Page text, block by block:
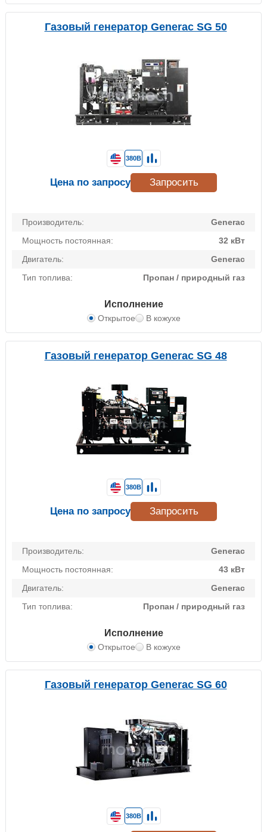
Газовый генератор Generac SG 50
Производитель:
Generac
Мощность постоянная:
32 кВт
Двигатель:
Generac
Тип топлива:
Пропан / природный газ
Исполнение
Открытое В кожухе
380В
Цена по запросу Запросить
Газовый генератор Generac SG 48
Производитель:
Generac
Мощность постоянная:
43 кВт
Двигатель:
Generac
Тип топлива:
Пропан / природный газ
Исполнение
Открытое В кожухе
380В
Цена по запросу Запросить
Газовый генератор Generac SG 60
380В